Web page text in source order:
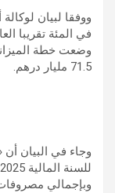
71.5 مليار درهم.
وجاء في البيان أن